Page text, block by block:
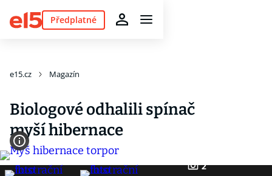
Předplatné
e15.cz Magazín
Biologové odhalili spínač
myší hibernace
2